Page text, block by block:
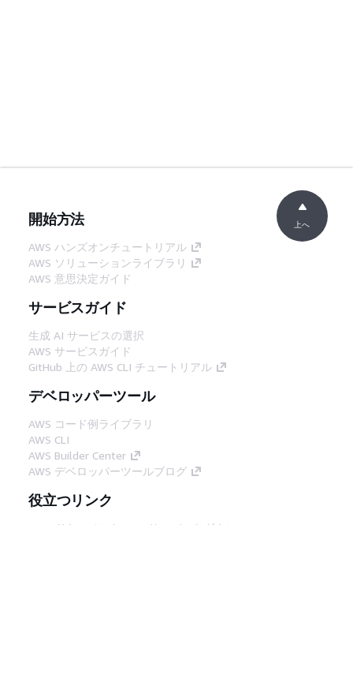
開始方法
AWS ハンズオンチュートリアル
AWS ソリューションライブラリ
AWS 意思決定ガイド
サービスガイド
生成 AI サービスの選択
AWS サービスガイド
GitHub 上の AWS CLI チュートリアル
デベロッパーツール
AWS コード例ライブラリ
AWS CLI
AWS Builder Center
AWS デベロッパーツールブログ
役立つリンク
AWS ドキュメント MCP サーバーをダウンロー
上へ